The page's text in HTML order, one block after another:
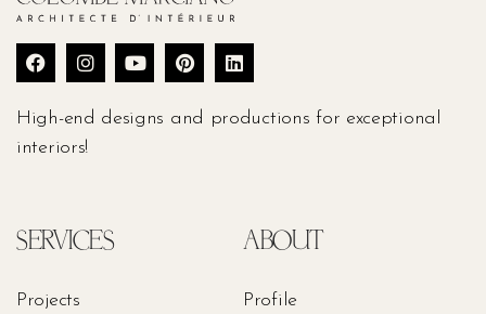
High-end designs and productions for exceptional
interiors!
SERVICES
Projects
ABOUT
Profile